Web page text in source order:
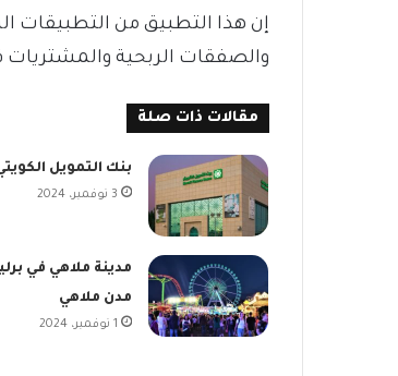
والصفقات الربحية والمشتريات
مقالات ذات صلة
بنك التمويل
3 نوفمبر، 2024
مدن ملاهي
1 نوفمبر، 2024